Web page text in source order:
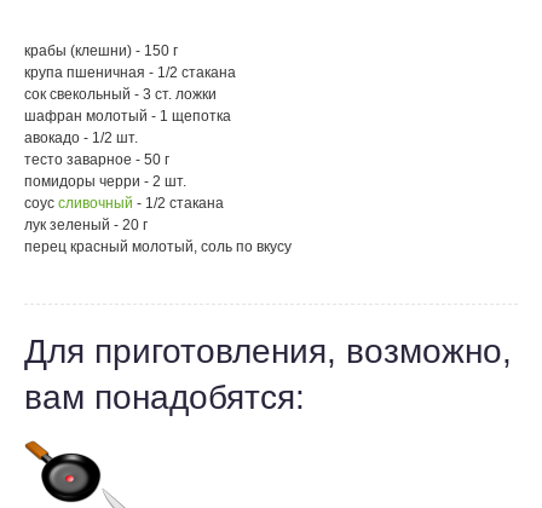
крабы (клешни) - 150 г
крупа пшеничная - 1/2 стакана
сок свекольный - 3 ст. ложки
шафран молотый - 1 щепотка
авокадо - 1/2 шт.
тесто заварное - 50 г
помидоры черри - 2 шт.
соус сливочный - 1/2 стакана
лук зеленый - 20 г
перец красный молотый, соль по вкусу
Для приготовления, возможно,
вам понадобятся: